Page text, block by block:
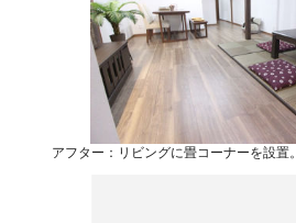
アフター：リビングに畳コーナーを設置。